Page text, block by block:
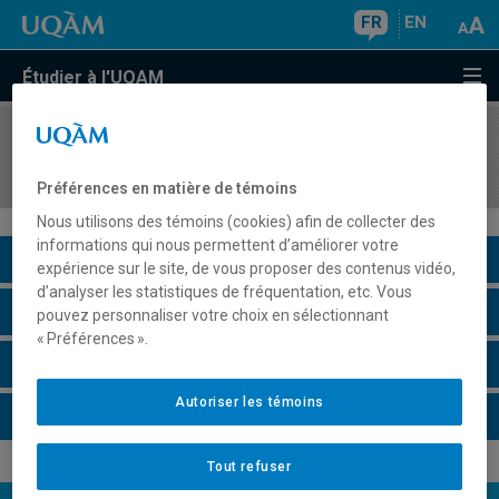
FR EN
Étudier à l'UQAM
COURS//
Description du cours
Horaire - Été 2026
Préférences en matière de témoins
Nous utilisons des témoins (cookies) afin de collecter des
informations qui nous permettent d’améliorer votre
expérience sur le site, de vous proposer des contenus vidéo,
d’analyser les statistiques de fréquentation, etc. Vous
pouvez personnaliser votre choix en sélectionnant
« Préférences ».
Tout refuser
Autoriser les témoins